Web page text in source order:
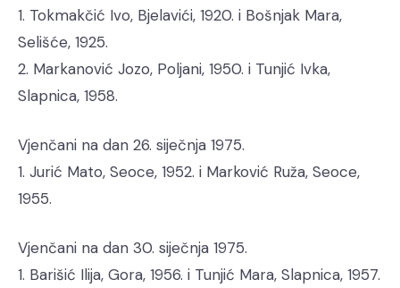
1. Tokmakčić Ivo, Bjelavići, 1920. i Bošnjak Mara,
Selišće, 1925.
2. Markanović Jozo, Poljani, 1950. i Tunjić Ivka,
Slapnica, 1958.
Vjenčani na dan 26. siječnja 1975.
1. Jurić Mato, Seoce, 1952. i Marković Ruža, Seoce,
1955.
Vjenčani na dan 30. siječnja 1975.
1. Barišić Ilija, Gora, 1956. i Tunjić Mara, Slapnica, 1957.